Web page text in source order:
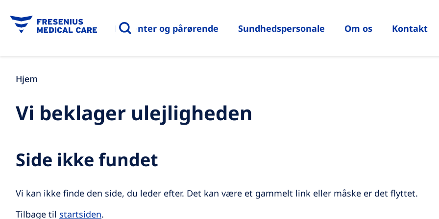
Patienter og pårørende Sundhedspersonale Om os Kontakt
Hjem
Vi beklager ulejligheden
Side ikke fundet
Vi kan ikke finde den side, du leder efter. Det kan være et gammelt link eller måske er det flyttet.
Tilbage til startsiden.